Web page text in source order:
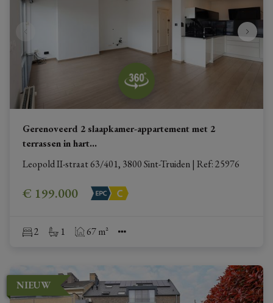
Gerenoveerd 2 slaapkamer-appartement met 2
terrassen in hart...
Leopold II-straat 63/401, 3800 Sint-Truiden | Ref: 25976
€ 199.000
2 1 67 m²
NIEUW